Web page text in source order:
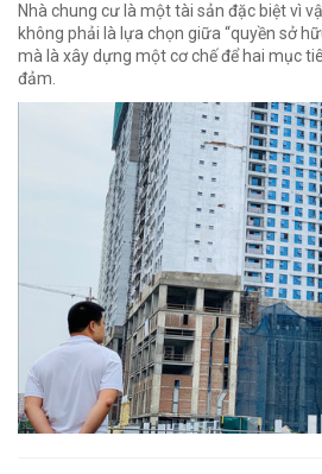
Nhà chung cư là một tài sản đặc biệt vì
không phải là lựa chọn giữa “quyền sở
mà là xây dựng một cơ chế để hai mục
đảm.